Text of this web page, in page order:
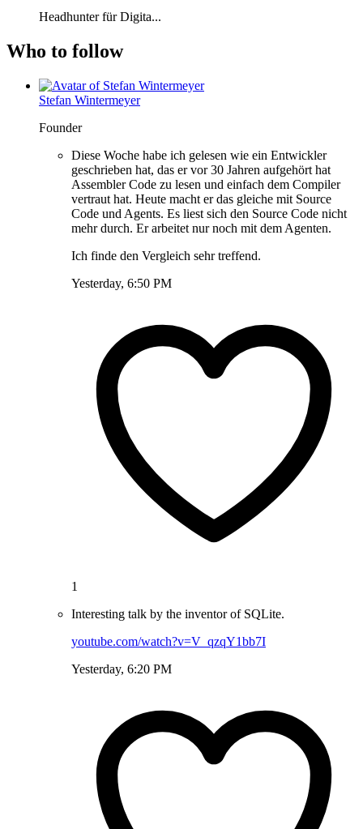
Headhunter für Digita...
Who to follow
Stefan Wintermeyer
Founder
Diese Woche habe ich gelesen wie ein Entwickler
geschrieben hat, das er vor 30 Jahren aufgehört hat
Assembler Code zu lesen und einfach dem Compiler
vertraut hat. Heute macht er das gleiche mit Source
Code und Agents. Es liest sich den Source Code nicht
mehr durch. Er arbeitet nur noch mit dem Agenten.
Ich finde den Vergleich sehr treffend.
Yesterday, 6:50 PM
1
Interesting talk by the inventor of SQLite.
youtube.com/watch?v=V_qzqY1bb7I
Yesterday, 6:20 PM